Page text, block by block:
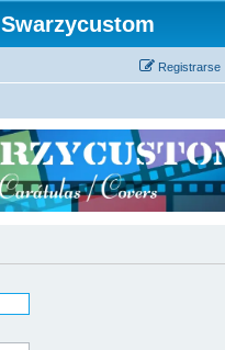
Swarzycustom
Registrarse